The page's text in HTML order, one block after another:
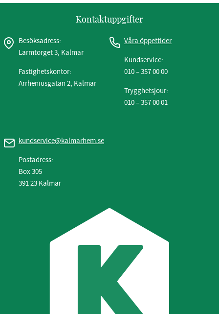
Kontaktuppgifter
Besöksadress:
Larmtorget 3, Kalmar
Fastighetskontor:
Arrheniusgatan 2, Kalmar
Våra öppettider
Kundservice:
010 – 357 00 00
Trygghetsjour:
010 – 357 00 01
kundservice@kalmarhem.se
Postadress:
Box 305
391 23 Kalmar